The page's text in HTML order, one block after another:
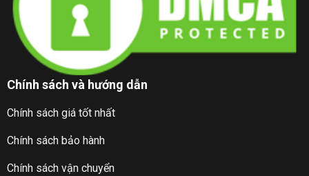
Chính sách và hướng dẫn
Chính sách giá tốt nhất
Chính sách bảo hành
Chính sách vận chuyển